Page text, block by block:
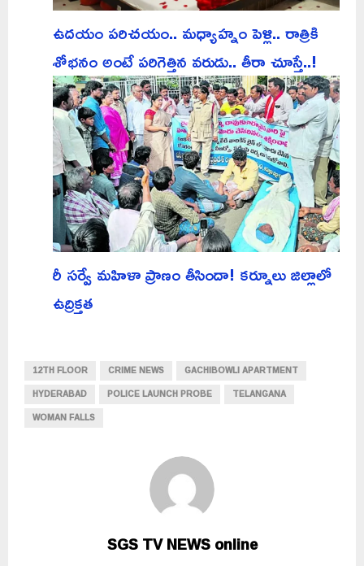
ఉదయం పరిచయం.. మధ్యాహ్నం పెళ్లి.. రాత్రికి
శోభనం అంటే పరిగెత్తిన వరుడు.. తీరా చూస్తే..!
రీ సర్వే మహిళా ప్రాణం తీసిందా! కర్నూలు జిల్లాలో
ఉద్రిక్తత
12TH FLOOR CRIME NEWS
GACHIBOWLI APARTMENT
HYDERABAD
POLICE LAUNCH PROBE
TELANGANA
WOMAN FALLS
SGS TV NEWS online